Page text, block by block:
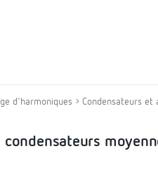
d'harmoniques Condensateurs et